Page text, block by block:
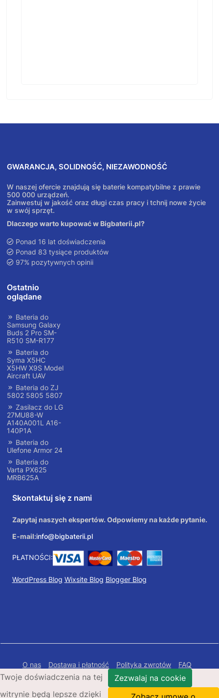
GWARANCJA, SOLIDNOŚĆ, NIEZAWODNOŚĆ
W naszej ofercie znajdują się baterie kompatybilne z prawie
500 000 urządzeń.
Zainwestuj w jakość oraz długi czas pracy i tchnij nowe życie
w swój sprzęt.
Dlaczego warto kupować w Bigbaterii.pl?
Ponad 16 lat doświadczenia
Ponad 83 tysiące produktów
97% pozytywnych opinii
Ostatnio
oglądane
Bateria do
Samsung Galaxy
Buds 2 Pro SM-
R510 SM-R177
Bateria do
Syma X5HC
X5HW X9S Model
Aircraft UAV
Bateria do ZJ
5802 5805 5807
Zasilacz do LG
27MU88-W
A140A001L A16-
140P1A
Bateria do
Ulefone Armor 24
Bateria do
Varta PX625
MRB625A
Skontaktuj się z nami
Zapytaj naszych ekspertów. Odpowiemy na każde pytanie.
E-mail:info@bigbaterii.pl
PŁATNOŚCI:
WordPress Blog Wixsite Blog Blogger Blog
O nas Dostawa i płatność Polityka zwrotów
FAQ
Polityka prywatności
Mapa Strony
Copyright © 2026 Bigbaterii.pl. Wszelkie prawa
Twoje doświadczenia na tej
witrynie będą lepsze dzięki
Zezwalaj na cookie